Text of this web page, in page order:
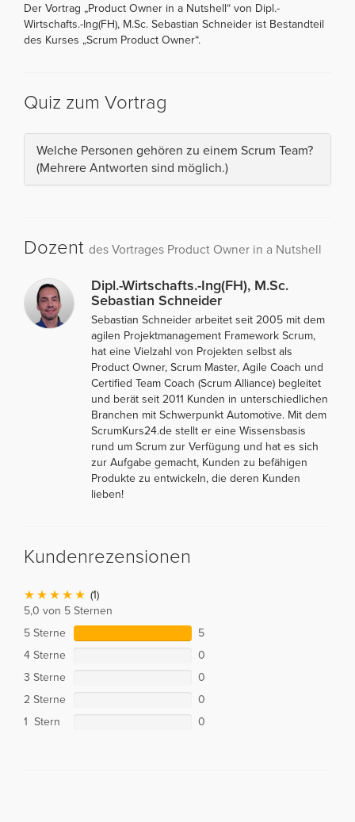
Der Vortrag „Product Owner in a Nutshell“ von Dipl.-
Wirtschafts.-Ing(FH), M.Sc. Sebastian Schneider ist Bestandteil
des Kurses „Scrum Product Owner“.
Quiz zum Vortrag
Welche Personen gehören zu einem Scrum Team?
(Mehrere Antworten sind möglich.)
Dozent des Vortrages Product Owner in a Nutshell
Dipl.-Wirtschafts.-Ing(FH), M.Sc.
Sebastian Schneider
Sebastian Schneider arbeitet seit 2005 mit dem
agilen Projektmanagement Framework Scrum,
hat eine Vielzahl von Projekten selbst als
Product Owner, Scrum Master, Agile Coach und
Certified Team Coach (Scrum Alliance) begleitet
und berät seit 2011 Kunden in unterschiedlichen
Branchen mit Schwerpunkt Automotive. Mit dem
ScrumKurs24.de stellt er eine Wissensbasis
rund um Scrum zur Verfügung und hat es sich
zur Aufgabe gemacht, Kunden zu befähigen
Produkte zu entwickeln, die deren Kunden
lieben!
Kundenrezensionen
(1)
5,0 von 5 Sternen
5 Sterne
5
4 Sterne
0
3 Sterne
0
2 Sterne
0
1 Stern
0